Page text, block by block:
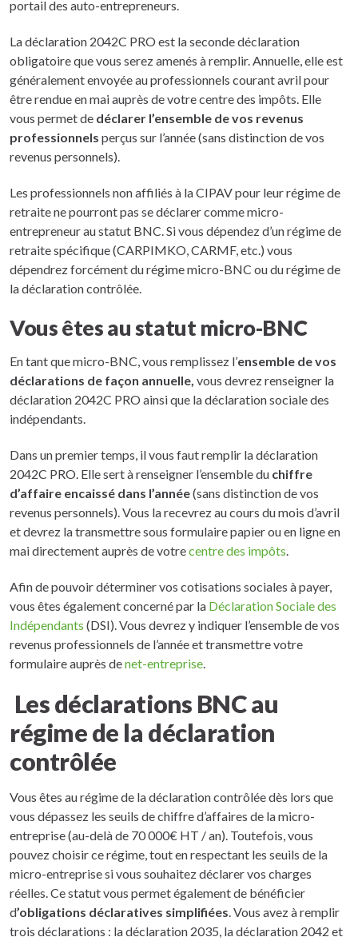
portail des auto-entrepreneurs.
La déclaration 2042C PRO est la seconde déclaration
obligatoire que vous serez amenés à remplir. Annuelle, elle est
généralement envoyée au professionnels courant avril pour
être rendue en mai auprès de votre centre des impôts. Elle
vous permet de déclarer l’ensemble de vos revenus
professionnels perçus sur l’année (sans distinction de vos
revenus personnels).
Les professionnels non affiliés à la CIPAV pour leur régime de
retraite ne pourront pas se déclarer comme micro-
entrepreneur au statut BNC. Si vous dépendez d’un régime de
retraite spécifique (CARPIMKO, CARMF, etc.) vous
dépendrez forcément du régime micro-BNC ou du régime de
la déclaration contrôlée.
Vous êtes au statut micro-BNC
En tant que micro-BNC, vous remplissez l’ensemble de vos
déclarations de façon annuelle, vous devrez renseigner la
déclaration 2042C PRO ainsi que la déclaration sociale des
indépendants.
Dans un premier temps, il vous faut remplir la déclaration
2042C PRO. Elle sert à renseigner l’ensemble du chiffre
d’affaire encaissé dans l’année(sans distinction de vos
revenus personnels). Vous la recevrez au cours du mois d’avril
et devrez la transmettre sous formulaire papier ou en ligne en
mai directement auprès de votrecentre des impôts.
Afin de pouvoir déterminer vos cotisations sociales à payer,
vous êtes également concerné par la Déclaration Sociale des
Indépendants (DSI). Vous devrez y indiquer l’ensemble de vos
revenus professionnels de l’année et transmettre votre
formulaire auprès denet-entreprise.
Les déclarations BNC au
régime de la déclaration
contrôlée
Vous êtes au régime de la déclaration contrôlée dès lors que
vous dépassez les seuils de chiffre d’affaires de la micro-
entreprise (au-delà de 70 000€ HT / an). Toutefois, vous
pouvez choisir ce régime, tout en respectant les seuils de la
micro-entreprise si vous souhaitez déclarer vos charges
réelles. Ce statut vous permet également de bénéficier
d’obligations déclaratives simplifiées. Vous avez à remplir
trois déclarations : la déclaration 2035, la déclaration 2042 et